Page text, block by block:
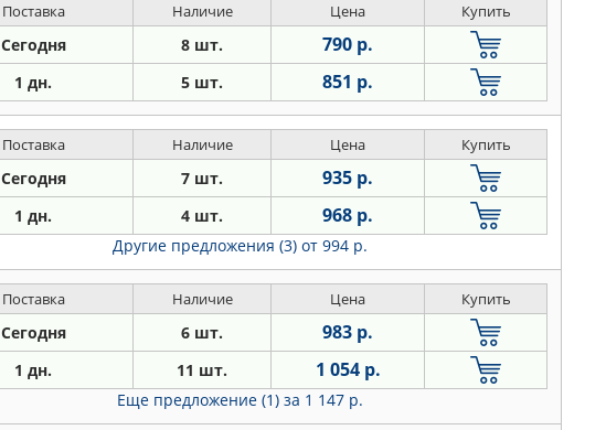
Поставка Наличие Цена Купить
Сегодня 8 шт. 790 р.
1 дн. 5 шт. 851 р.
Поставка Наличие Цена Купить
Сегодня 7 шт. 935 р.
1 дн. 4 шт. 968 р.
Другие предложения (3) от 994 р.
Поставка Наличие Цена Купить
Сегодня 6 шт. 983 р.
1 дн. 11 шт. 1 054 р.
Еще предложение (1) за 1 147 р.